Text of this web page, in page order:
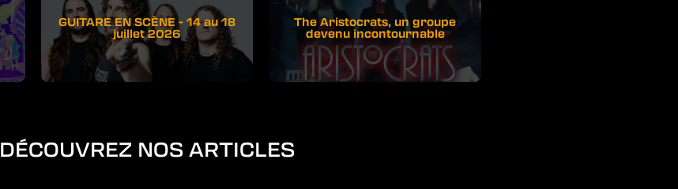
GUITARE EN SCÈNE - 14 au 18
juillet 2026
The Aristocrats, un groupe
devenu incontournable
DÉCOUVREZ NOS ARTICLES